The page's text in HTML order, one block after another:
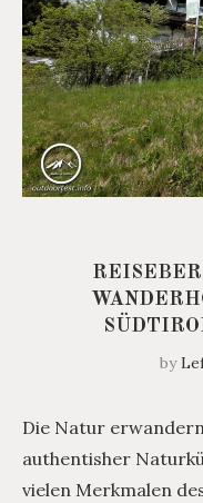
by
Die Natur
authentisher
vielen Merkmalen